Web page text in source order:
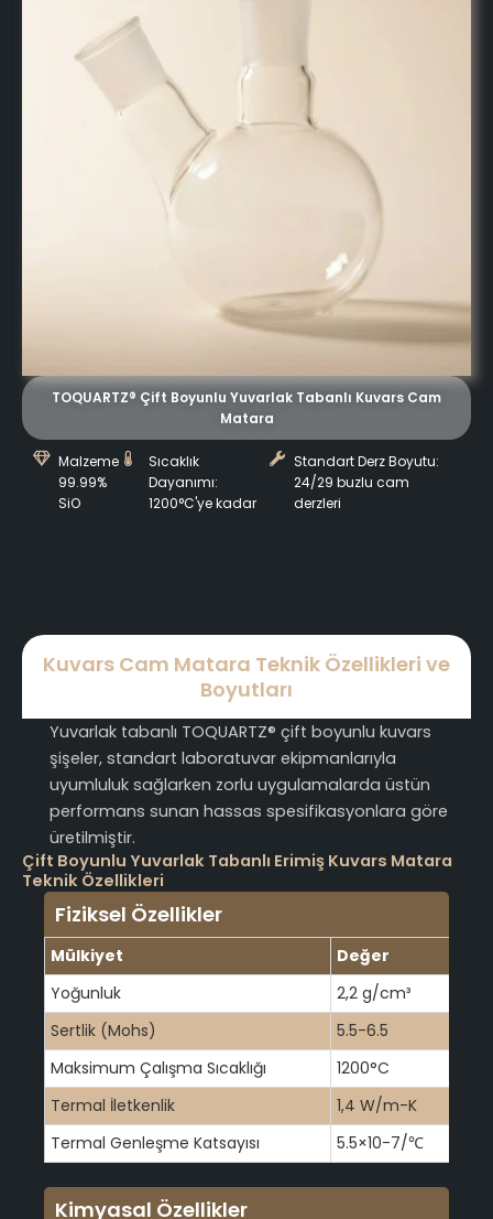
TOQUARTZ® Çift Boyunlu Yuvarlak Tabanlı Kuvars Cam
Matara
Malzeme
99.99%
SiO
Sıcaklık
Dayanımı:
1200°C'ye kadar
Standart Derz Boyutu:
24/29 buzlu cam
derzleri
Kuvars Cam Matara Teknik Özellikleri ve
Boyutları
Yuvarlak tabanlı TOQUARTZ® çift boyunlu kuvars
şişeler, standart laboratuvar ekipmanlarıyla
uyumluluk sağlarken zorlu uygulamalarda üstün
performans sunan hassas spesifikasyonlara göre
üretilmiştir.
Çift Boyunlu Yuvarlak Tabanlı Erimiş Kuvars Matara
Teknik Özellikleri
Fiziksel Özellikler
Mülkiyet
Değer
Yoğunluk
2,2 g/cm³
Sertlik (Mohs)
5.5-6.5
Maksimum Çalışma Sıcaklığı
1200°C
Termal İletkenlik
1,4 W/m-K
Termal Genleşme Katsayısı
5.5×10-7/℃
Kimyasal Özellikler